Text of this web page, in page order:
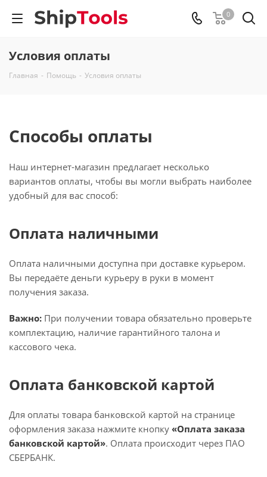
0
Условия оплаты
Главная - Помощь - Условия оплаты
Способы оплаты
Наш интернет-магазин предлагает несколько
вариантов оплаты, чтобы вы могли выбрать наиболее
удобный для вас способ:
Оплата наличными
Оплата наличными доступна при доставке курьером.
Вы передаёте деньги курьеру в руки в момент
получения заказа.
Важно: При получении товара обязательно проверьте
комплектацию, наличие гарантийного талона и
кассового чека.
Оплата банковской картой
Для оплаты товара банковской картой на странице
оформления заказа нажмите кнопку «Оплата заказа
банковской картой». Оплата происходит через ПАО
СБЕРБАНК.